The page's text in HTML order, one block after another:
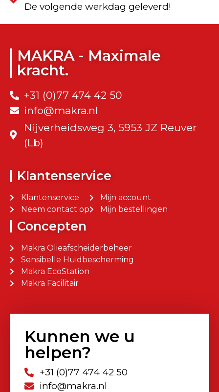
De volgende werkdag geleverd!
MAKRA - Maximale
kracht.
+31 (0)77 474 42 50
info@makra.nl
Nijverheidsweg 3, 5953 JZ Reuver
(Lb)
Klantenservice
Klantenservice
Neem contact op
Mijn account
Mijn bestellingen
Concepten
Makra Olieafscheiderbeheer
Sensibelle Huidbescherming
Makra EcoStation
Makra Facilitair
Kunnen we u
helpen?
+31 (0)77 474 42 50
info@makra.nl